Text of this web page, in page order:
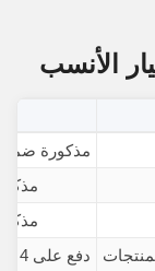
الأنسب
مذكورة ضمن
دفع على 4 دفعات بدون فوائد عند توفره